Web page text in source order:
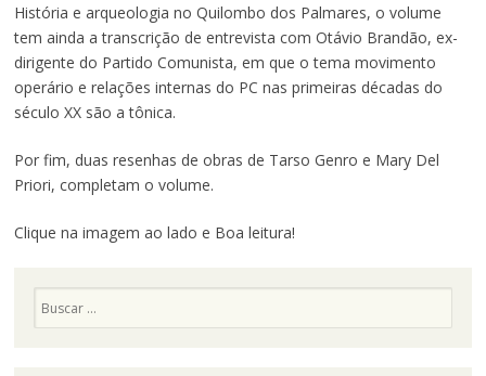
História e arqueologia no Quilombo dos Palmares, o volume
tem ainda a transcrição de entrevista com Otávio Brandão, ex-
dirigente do Partido Comunista, em que o tema movimento
operário e relações internas do PC nas primeiras décadas do
século XX são a tônica.
Por fim, duas resenhas de obras de Tarso Genro e Mary Del
Priori, completam o volume.
Clique na imagem ao lado e Boa leitura!